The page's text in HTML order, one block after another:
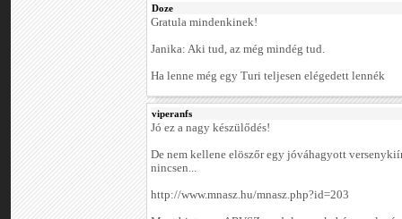
Doze
Gratula mindenkinek!
Janika: Aki tud, az még mindég tud.
Ha lenne még egy Turi teljesen elégedett lennék
viperanfs
Jó ez a nagy készülődés!
De nem kellene elöszőr egy jóváhagyott
nincsen...
http://www.mnasz.hu/mnasz.php?id=203